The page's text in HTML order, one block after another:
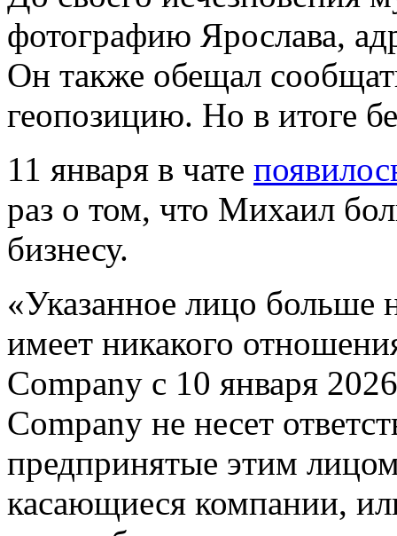
фотографию Ярослава,
Он также обещал
геопозицию. Но в итоге
11 января в чате
раз о том, что Михаил
бизнесу.
«Указанное лицо больше
имеет никакого
Company с 10 января
Company не несет
предпринятые этим
касающиеся компании,